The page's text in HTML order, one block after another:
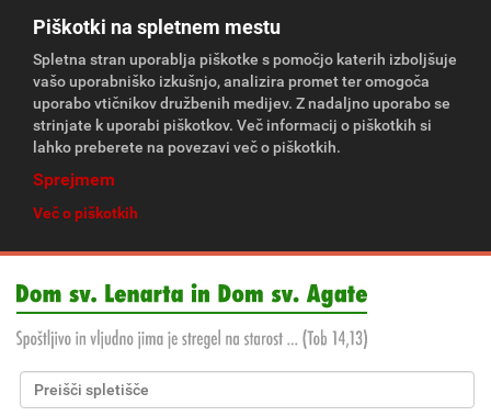
Piškotki na spletnem mestu
Spletna stran uporablja piškotke s pomočjo katerih izboljšuje
vašo uporabniško izkušnjo, analizira promet ter omogoča
uporabo vtičnikov družbenih medijev. Z nadaljno uporabo se
strinjate k uporabi piškotkov. Več informacij o piškotkih si
lahko preberete na povezavi več o piškotkih.
Sprejmem
Več o piškotkih
Išči po spletišču